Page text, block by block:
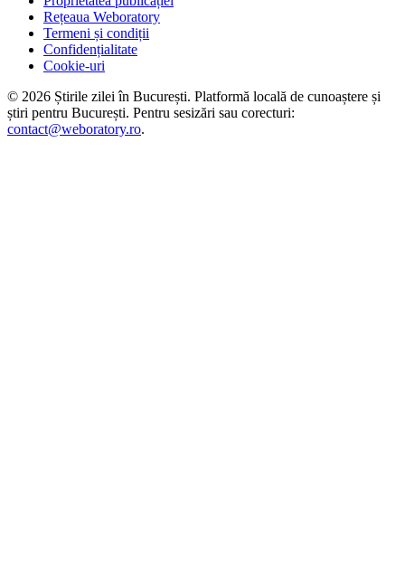
Rețeaua Weboratory
Termeni și condiții
Confidențialitate
Cookie-uri
© 2026 Știrile zilei în București. Platformă locală de cunoaștere și
știri pentru București. Pentru sesizări sau corecturi:
contact@weboratory.ro.